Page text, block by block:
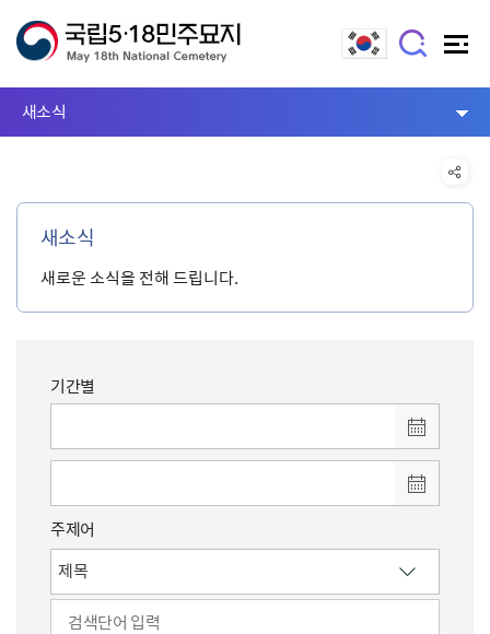
새소식
새소식
새로운 소식을 전해 드립니다.
기간별
주제어